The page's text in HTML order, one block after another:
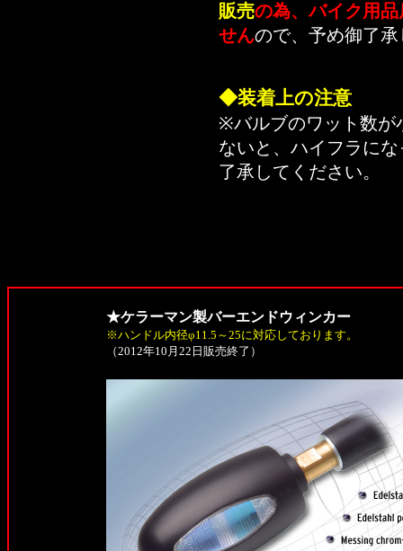
販売の為、バイク用
せんので、予め御了
◆装着上の注意
※バルブのワット数が
ないと、ハイフラに
了承してください。
★ケラーマン製バーエンドウィンカー
※ハンドル内径φ11.5～25に対応しております。
（2012年10月22日販売終了）